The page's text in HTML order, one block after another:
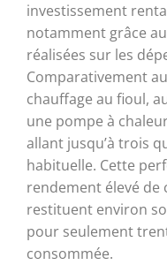
investissement
notamment grâce
réalisées sur les
Comparativement
chauffage au fioul,
une pompe à
allant jusqu’à trois
habituelle. Cette
rendement élevé de
restituent environ
pour seulement
consommée.